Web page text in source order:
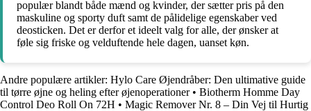
populær blandt både mænd og kvinder, der sætter pris på den
maskuline og sporty duft samt de pålidelige egenskaber ved
deosticken. Det er derfor et ideelt valg for alle, der ønsker at
føle sig friske og velduftende hele dagen, uanset køn.
Andre populære artikler: Hylo Care Øjendråber: Den ultimative guide
til tørre øjne og heling efter øjenoperationer• Biotherm Homme Day
Control Deo Roll On 72H • Magic Remover Nr. 8 – Din Vej til Hurtig